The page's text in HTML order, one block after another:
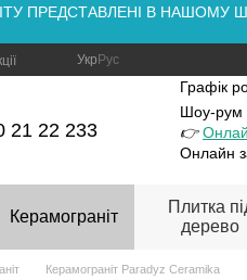
ПРЕДСТАВЛЕНІ В НАШОМУ
Укр Рус
21 22 233
Графік
Шоу-
👉
Онлайн
Керамограніт
Плитка
дерево
Керамограніт Paradyz Ceramika